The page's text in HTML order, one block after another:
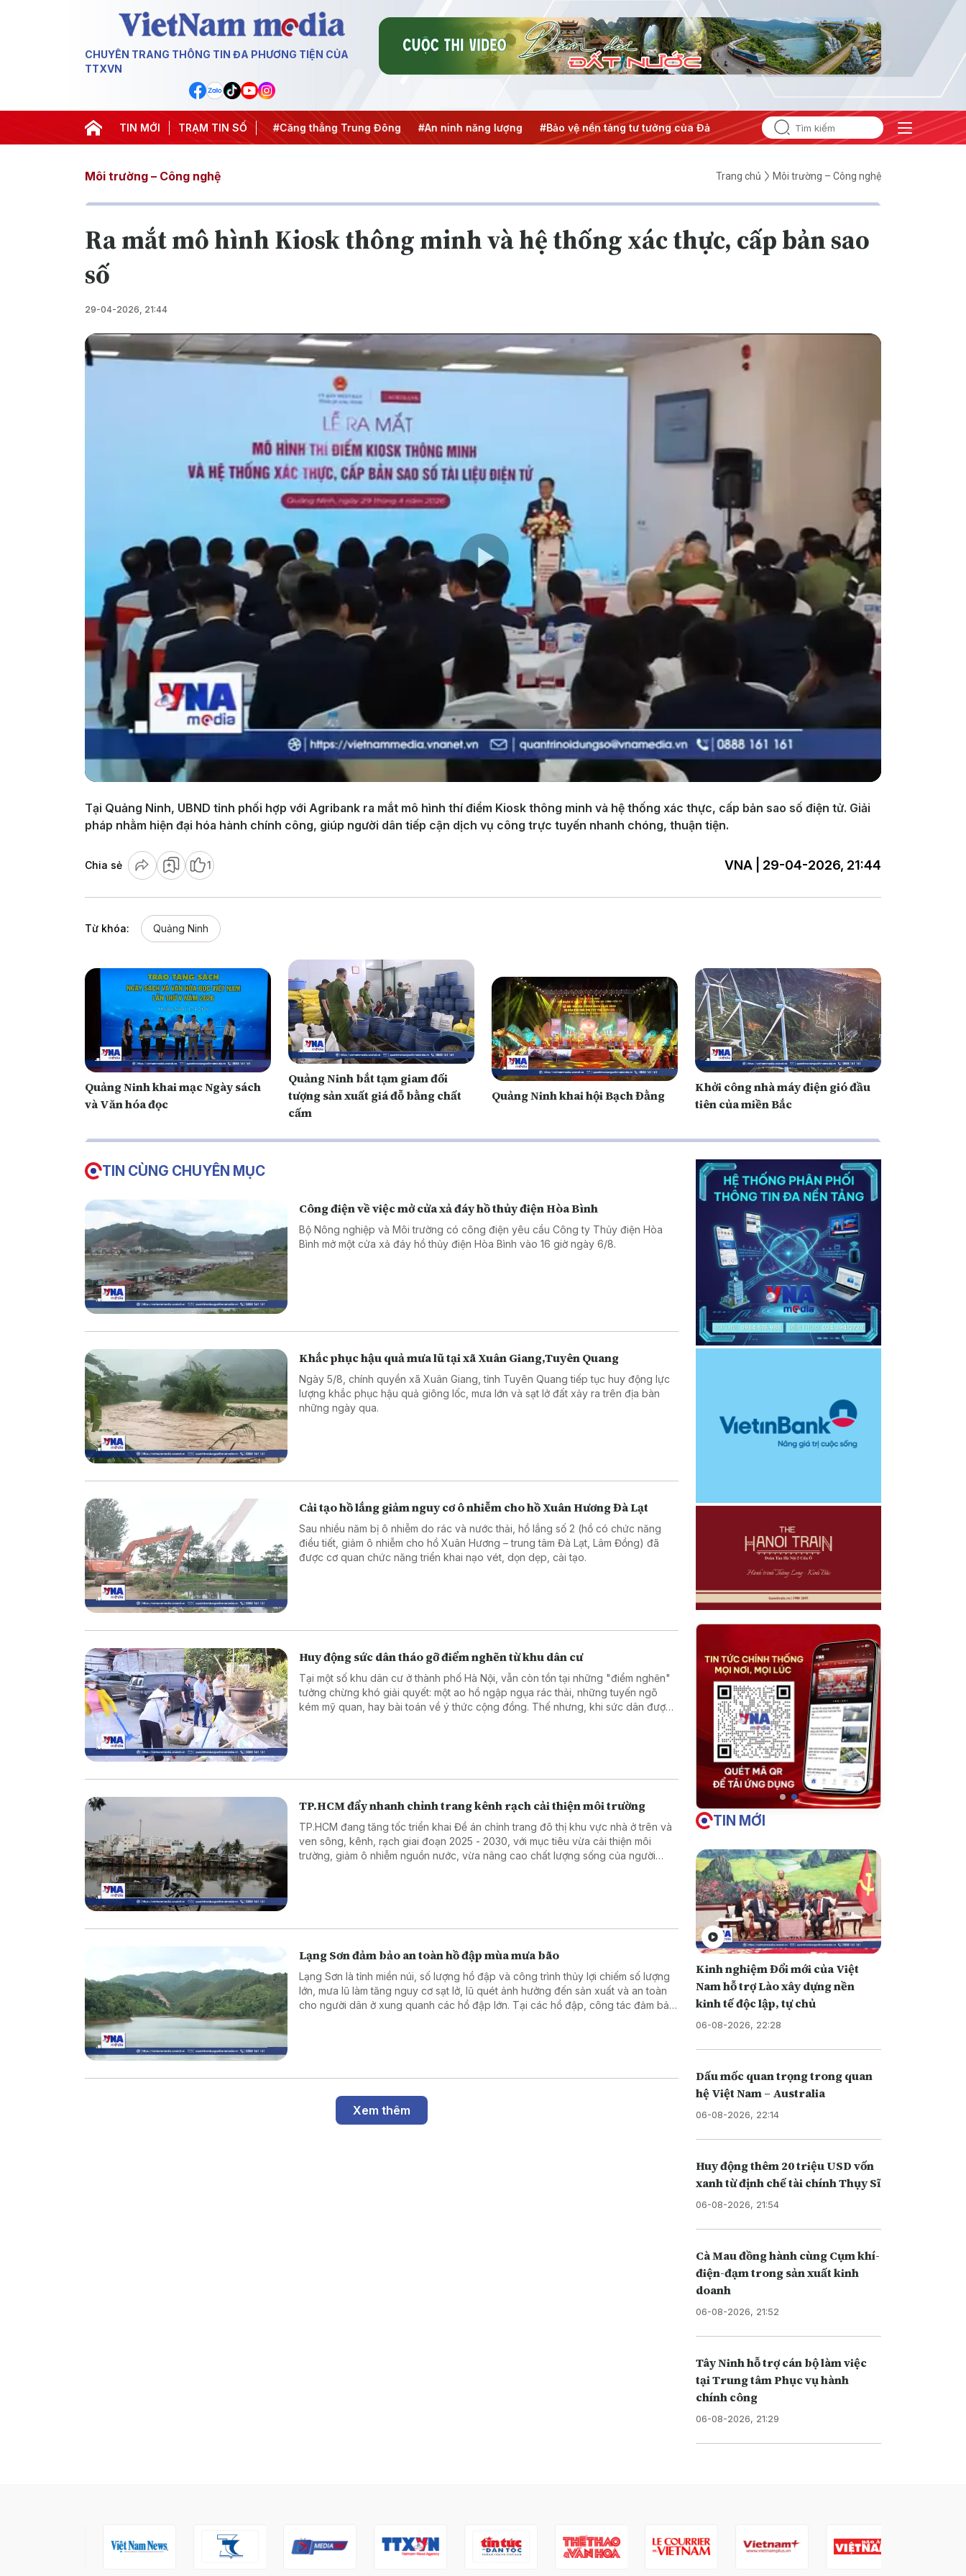
CHUYÊN TRANG THÔNG TIN ĐA PHƯƠNG TIỆN CỦA
TTXVN
TIN MỚI TRẠM TIN SỐ
dịch 500 ngày đêm #Chống khai thác IUU #Căng thẳng Trung Đông #An ninh năng lượng #Bảo vệ nền tảng tư tưởng của Đảng #Hội nghị Trung ương 3
Môi trường – Công nghệ Trang chủ Môi trường – Công nghệ
Ra mắt mô hình Kiosk thông minh và hệ thống xác thực, cấp bản sao
số
29-04-2026, 21:44
Play
Video
Tại Quảng Ninh, UBND tỉnh phối hợp với Agribank ra mắt mô hình thí điểm Kiosk thông minh và hệ thống xác thực, cấp bản sao số điện tử. Giải
pháp nhằm hiện đại hóa hành chính công, giúp người dân tiếp cận dịch vụ công trực tuyến nhanh chóng, thuận tiện.
Chia sẻ 1 VNA | 29-04-2026, 21:44
Từ khóa: Quảng Ninh
Quảng Ninh khai mạc Ngày sách
và Văn hóa đọc
Quảng Ninh bắt tạm giam đối
tượng sản xuất giá đỗ bằng chất
cấm
Quảng Ninh khai hội Bạch Đằng
Khởi công nhà máy điện gió đầu
tiên của miền Bắc
TIN CÙNG CHUYÊN MỤC
Công điện về việc mở cửa xả đáy hồ thủy điện Hòa Bình
Bộ Nông nghiệp và Môi trường có công điện yêu cầu Công ty Thủy điện Hòa
Bình mở một cửa xả đáy hồ thủy điện Hòa Bình vào 16 giờ ngày 6/8.
Khắc phục hậu quả mưa lũ tại xã Xuân Giang,Tuyên Quang
Ngày 5/8, chính quyền xã Xuân Giang, tỉnh Tuyên Quang tiếp tục huy động lực
lượng khắc phục hậu quả giông lốc, mưa lớn và sạt lở đất xảy ra trên địa bàn
những ngày qua.
Cải tạo hồ lắng giảm nguy cơ ô nhiễm cho hồ Xuân Hương Đà Lạt
Sau nhiều năm bị ô nhiễm do rác và nước thải, hồ lắng số 2 (hồ có chức năng
điều tiết, giảm ô nhiễm cho hồ Xuân Hương – trung tâm Đà Lạt, Lâm Đồng) đã
được cơ quan chức năng triển khai nạo vét, dọn dẹp, cải tạo.
Huy động sức dân tháo gỡ điểm nghẽn từ khu dân cư
T ại một số khu dân cư ở thành phố Hà Nội, vẫn còn tồn tại những "điểm nghẽn"
tưởng chừng khó giải quyết: một ao hồ ngập ngụa rác thải, những tuyến ngõ
kém mỹ quan, hay bài toán về ý thức cộng đồng. Thế nhưng, khi sức dân được
TP.HCM đẩy nhanh chỉnh trang kênh rạch cải thiện môi trường
TP.HCM đang tăng tốc triển khai Đề án chỉnh trang đô thị khu vực nhà ở trên và
ven sông, kênh, rạch giai đoạn 2025 - 2030, với mục tiêu vừa cải thiện môi
trường, giảm ô nhiễm nguồn nước, vừa nâng cao chất lượng sống của người
Lạng Sơn đảm bảo an toàn hồ đập mùa mưa bão
Lạng Sơn là tỉnh miền núi, số lượng hồ đập và công trình thủy lợi chiếm số lượng
lớn, mưa lũ làm tăng nguy cơ sạt lở, lũ quét ảnh hưởng đến sản xuất và an toàn
cho người dân ở xung quanh các hồ đập lớn. Tại các hồ đập, công tác đảm bảo
Xem thêm
TIN MỚI
Kinh nghiệm Đổi mới của Việt
Nam hỗ trợ Lào xây dựng nền
kinh tế độc lập, tự chủ
06-08-2026, 22:28
Dấu mốc quan trọng trong quan
hệ Việt Nam – Australia
06-08-2026, 22:14
Huy động thêm 20 triệu USD vốn
xanh từ định chế tài chính Thụy Sĩ
06-08-2026, 21:54
Cà Mau đồng hành cùng Cụm khí-
điện-đạm trong sản xuất kinh
doanh
06-08-2026, 21:52
Tây Ninh hỗ trợ cán bộ làm việc
tại Trung tâm Phục vụ hành
chính công
06-08-2026, 21:29